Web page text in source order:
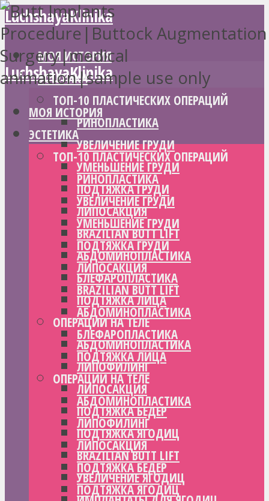
LuchshayaKlinika
МОЯ ИСТОРИЯ
ЭСТЕТИКА
ТОП-10 ПЛАСТИЧЕСКИХ ОПЕРАЦИЙ
РИНОПЛАСТИКА
УВЕЛИЧЕНИЕ ГРУДИ
УМЕНЬШЕНИЕ ГРУДИ
ПОДТЯЖКА ГРУДИ
ЛИПОСАКЦИЯ
BRAZILIAN BUTT LIFT
АБДОМИНОПЛАСТИКА
БЛЕФАРОПЛАСТИКА
ПОДТЯЖКА ЛИЦА
ОПЕРАЦИИ НА ТЕЛЕ
АБДОМИНОПЛАСТИКА
ЛИПОФИЛИНГ
ЛИПОСАКЦИЯ
ПОДТЯЖКА БЕДЕР
ПОДТЯЖКА ЯГОДИЦ
BRAZILIAN BUTT LIFT
УВЕЛИЧЕНИЕ ЯГОДИЦ
LuchshayaKlinika
МОЯ ИСТОРИЯ
ЭСТЕТИКА
ТОП-10 ПЛАСТИЧЕСКИХ ОПЕРАЦИЙ
РИНОПЛАСТИКА
УВЕЛИЧЕНИЕ ГРУДИ
УМЕНЬШЕНИЕ ГРУДИ
ПОДТЯЖКА ГРУДИ
ЛИПОСАКЦИЯ
BRAZILIAN BUTT LIFT
АБДОМИНОПЛАСТИКА
БЛЕФАРОПЛАСТИКА
ПОДТЯЖКА ЛИЦА
ОПЕРАЦИИ НА ТЕЛЕ
АБДОМИНОПЛАСТИКА
ЛИПОФИЛИНГ
ЛИПОСАКЦИЯ
ПОДТЯЖКА БЕДЕР
ПОДТЯЖКА ЯГОДИЦ